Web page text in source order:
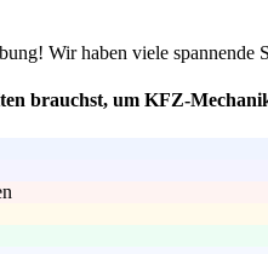
Wir haben viele spannende
brauchst, um KFZ-